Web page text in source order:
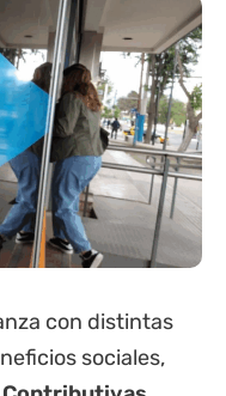
con distintas
sociales,